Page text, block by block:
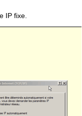
IP fixe.